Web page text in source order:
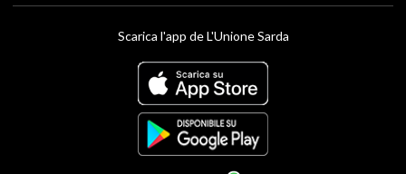
Scarica l'app de L'Unione Sarda